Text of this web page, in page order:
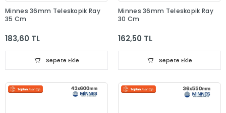
Minnes 36mm Teleskopik Ray
35 Cm
183,60 TL
Sepete Ekle
Minnes 36mm Teleskopik Ray
30 Cm
162,50 TL
Sepete Ekle